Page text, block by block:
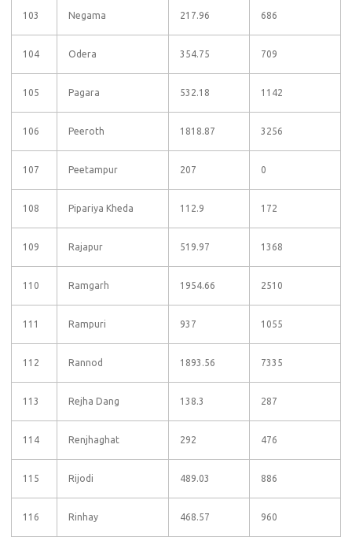
103 Negama 217.96 686
104 Odera 354.75 709
105 Pagara 532.18 1142
106 Peeroth 1818.87 3256
107 Peetampur 207 0
108 Pipariya Kheda 112.9 172
109 Rajapur 519.97 1368
110 Ramgarh 1954.66 2510
111 Rampuri 937 1055
112 Rannod 1893.56 7335
113 Rejha Dang 138.3 287
114 Renjhaghat 292 476
115 Rijodi 489.03 886
116 Rinhay 468.57 960